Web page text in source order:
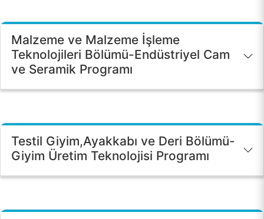
Malzeme ve Malzeme İşleme
Teknolojileri Bölümü-Endüstriyel Cam
ve Seramik Programı
Testil Giyim,Ayakkabı ve Deri Bölümü-
Giyim Üretim Teknolojisi Programı